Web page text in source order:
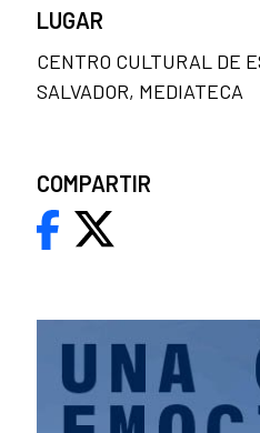
LUGAR
CENTRO CULTURAL DE
SALVADOR, MEDIATECA
COMPARTIR